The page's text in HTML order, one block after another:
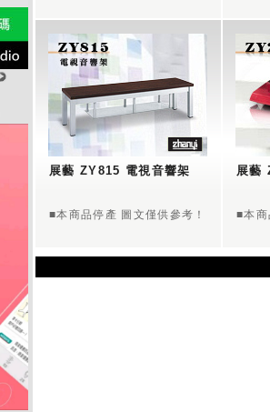
展藝 ZY815 電視音響架
■本商品停產 圖文僅供參考！
展藝
■本